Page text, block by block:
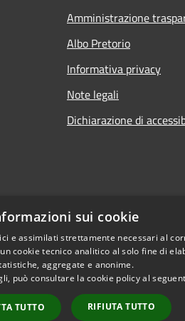
Amministrazione
Albo Pretorio
Informativa privacy
Note legali
Dichiarazione di
Copyright © 2026 •
sui cookie
e assimilati strettamente necessari al
cookie tecnico analitico al solo fine di
aggregate e anonime.
può consultare la cookie policy al
TUTTO RIFIUTA TUTTO